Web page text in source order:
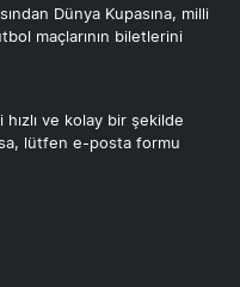
Dünya Kupasına, milli
maçlarının biletlerini
ve kolay bir şekilde
lütfen e-posta formu